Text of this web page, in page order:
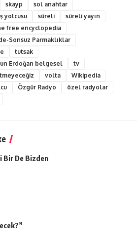
skayp
sol anahtar
yolcusu
süreli
süreli yayın
free encyclopedia
Sonsuz Parmaklıklar
tutsak
Erdoğan belgesel
tv
volta
Wikipedia
Özgür Radyo
özel radyolar
Bir De Bizden